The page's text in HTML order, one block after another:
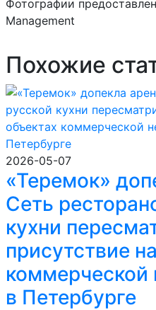
Фотографии
Management
Похожие
2026-05-07
«Теремок»
Сеть
кухни
присутствие
в Петербурге